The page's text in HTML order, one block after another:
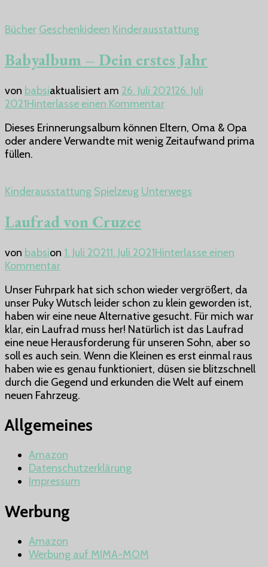
Bücher Geschenkideen Kinderausstattung
Babyalbum – Dein erstes Jahr
von babsiaktualisiert am 26. Juli 202126. Juli
2021Hinterlasse einen Kommentarzu
–
Dein
Dieses Erinnerungsalbum können Eltern, Oma & Opa
oder andere Verwandte mit wenig Zeitaufwand prima
füllen.
Kinderausstattung Spielzeug Unterwegs
Laufrad von Cruzee
von babsion 1. Juli 20211. Juli 2021Hinterlasse einen
Kommentarzu
von
Cruzee
Unser Fuhrpark hat sich schon wieder vergrößert, da
unser Puky Wutsch leider schon zu klein geworden ist,
haben wir eine neue Alternative gesucht. Für mich war
klar, ein Laufrad muss her! Natürlich ist das Laufrad
eine neue Herausforderung für unseren Sohn, aber so
soll es auch sein. Wenn die Kleinen es erst einmal raus
haben wie es genau funktioniert, düsen sie blitzschnell
durch die Gegend und erkunden die Welt auf einem
neuen Fahrzeug.
Allgemeines
Amazon
Datenschutzerklärung
Impressum
Werbung
Amazon
Werbung auf MIMA-MOM